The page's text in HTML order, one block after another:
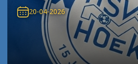
20-04-2026